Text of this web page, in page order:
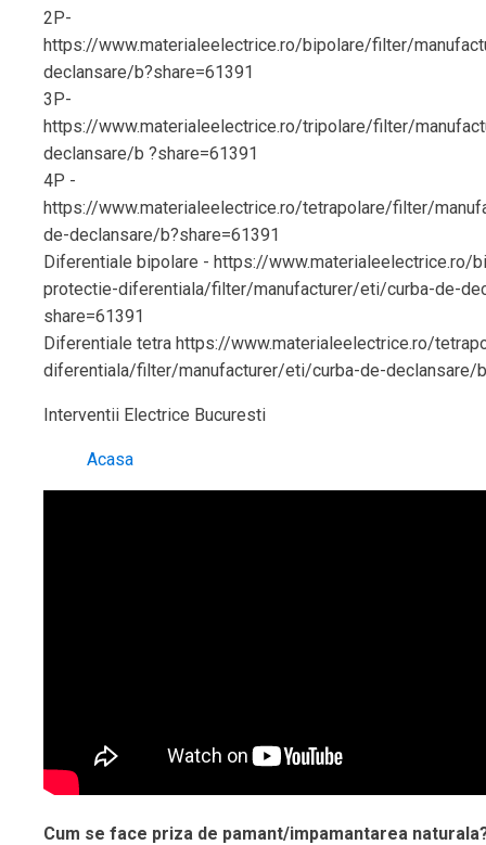
2P-
https://www.materialeelectrice.ro/bipolare/filter/
declansare/b?share=61391
3P-
https://www.materialeelectrice.ro/tripolare/filter/
declansare/b ?share=61391
4P -
https://www.materialeelectrice.ro/tetrapolare/filter/
de-declansare/b?share=61391
Diferentiale bipolare - https://www.materialeelectrice.ro/
protectie-diferentiala/filter/manufacturer/eti/curba-de-
share=61391
Diferentiale tetra https://www.materialeelectrice.ro/
diferentiala/filter/manufacturer/eti/curba-de-declansare/
Interventii Electrice Bucuresti
Acasa
Cum se face priza de pamant/impamantarea